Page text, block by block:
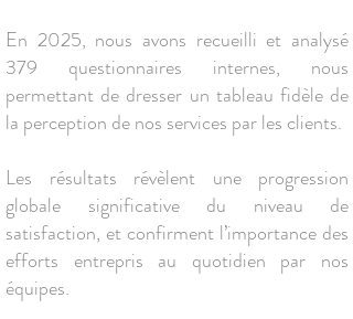
En 2025, nous avons recueilli et analysé
379 questionnaires internes, nous
permettant de dresser un tableau fidèle de
la perception de nos services par les clients.
Les résultats révèlent une progression
globale significative du niveau de
satisfaction, et confirment l’importance des
efforts entrepris au quotidien par nos
équipes.